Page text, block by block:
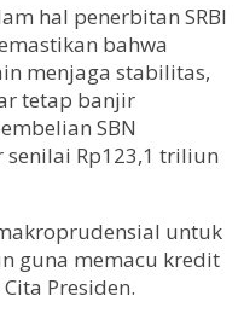
hal penerbitan SRBI
bahwa
menjaga stabilitas,
tetap banjir
SBN
Rp123,1 triliun
untuk
guna memacu kredit
Presiden.